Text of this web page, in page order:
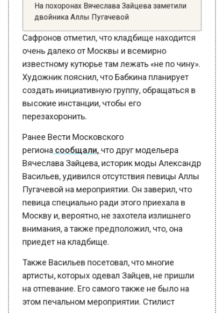
двойника Аллы Пугачевой
Сафронов отметил, что кладбище находится
очень далеко от Москвы и всемирно
известному кутюрье там лежать «не по чину».
Художник пояснил, что Бабкина планирует
создать инициативную группу, обращаться в
высокие инстанции, чтобы его
Ранее Вести Московского
регионасообщали, что друг модельера
Вячеслава Зайцева, историк моды Александр
Васильев, удивился отсутствия певицы Аллы
Пугачевой на мероприятии. Он заверил, что
певица специально ради этого приехала в
Москву и, вероятно, не захотела излишнего
внимания, а также предположил, что, она
приедет на кладбище.
Также Васильев посетовал, что многие
артисты, которых одевал Зайцев, не пришли
этом печальном мероприятии. Стилист